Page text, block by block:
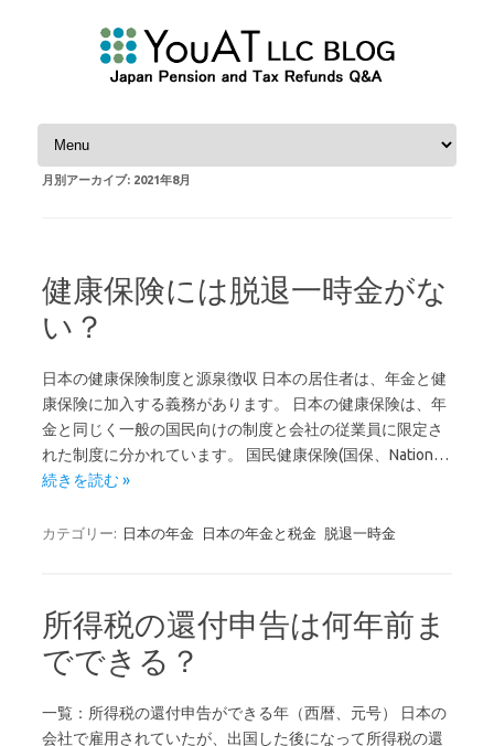
コンテンツへスキップ
月別アーカイブ: 2021年8月
健康保険には脱退一時金がな
い？
日本の健康保険制度と源泉徴収 日本の居住者は、年金と健
康保険に加入する義務があります。 日本の健康保険は、年
金と同じく一般の国民向けの制度と会社の従業員に限定さ
れた制度に分かれています。 国民健康保険(国保、Nation…
続きを読む »
カテゴリー: 日本の年金 日本の年金と税金 脱退一時金
所得税の還付申告は何年前ま
でできる？
一覧：所得税の還付申告ができる年（西暦、元号） 日本の
会社で雇用されていたが、出国した後になって所得税の還